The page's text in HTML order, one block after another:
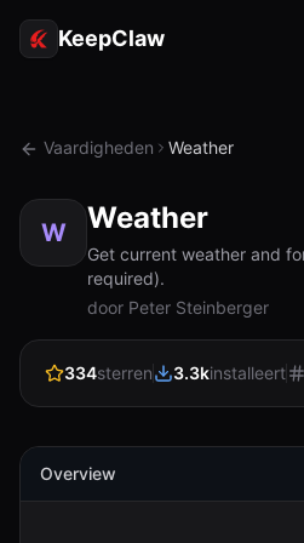
KeepClaw
Token-toegang
Gebruiksgevallen
Prijzen
BRONNEN
Documentatie
Vaardigheden Weather
W Weather
Get current weather and
required).
door Peter Steinberger
334sterren 3.3kinstalleert
Overview